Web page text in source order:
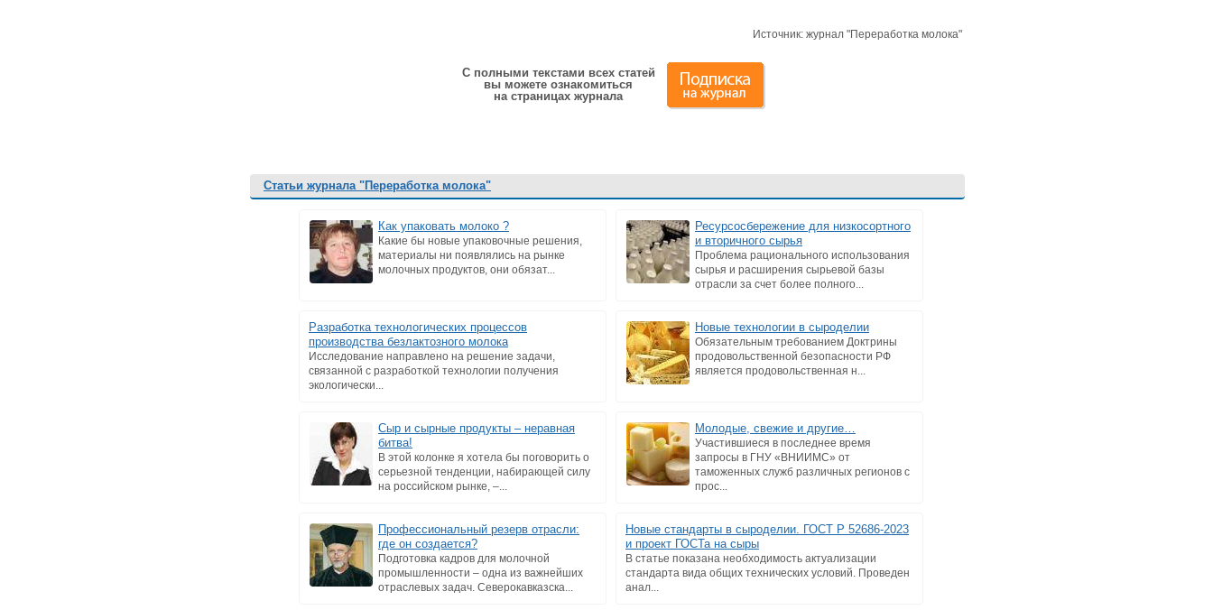
Источник: журнал "Переработка молока"
С полными текстами всех статей
вы можете ознакомиться
на страницах журнала
Статьи журнала "Переработка молока"
Как упаковать молоко ?
Какие бы новые упаковочные решения,
материалы ни появлялись на рынке
молочных продуктов, они обязат...
Ресурсосбережение для низкосортного
и вторичного сырья
Проблема рационального использования
сырья и расширения сырьевой базы
отрасли за счет более полного...
Разработка технологических процессов
производства безлактозного молока
Исследование направлено на решение задачи,
связанной с разработкой технологии получения
экологически...
Новые технологии в сыроделии
Обязательным требованием Доктрины
продовольственной безопасности РФ
является продовольственная н...
Сыр и сырные продукты – неравная
битва!
В этой колонке я хотела бы поговорить о
серьезной тенденции, набирающей силу
на российском рынке, –...
Молодые, свежие и другие…
Участившиеся в последнее время
запросы в ГНУ «ВНИИМС» от
таможенных служб различных регионов с
прос...
Профессиональный резерв отрасли:
где он создается?
Подготовка кадров для молочной
промышленности – одна из важнейших
отраслевых задач. Северокавказска...
Новые стандарты в сыроделии. ГОСТ Р 52686-2023
и проект ГОСТа на сыры
В статье показана необходимость актуализации
стандарта вида общих технических условий. Проведен
анал...